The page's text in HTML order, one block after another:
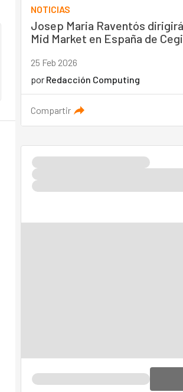
NOTICIAS
Josep Maria Raventós
Mid Market en España de
25 Feb 2026
por Redacción Computing
Compartir